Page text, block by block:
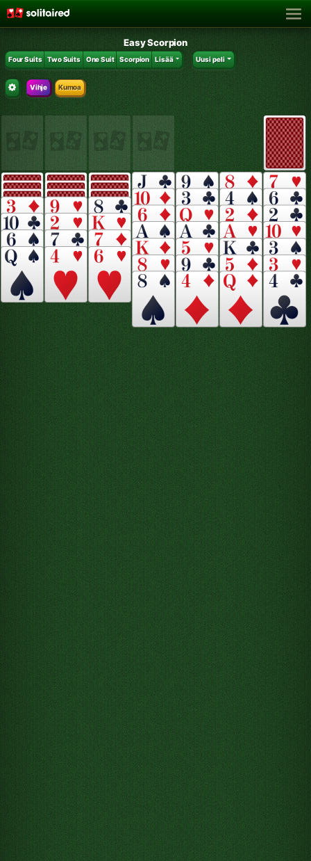
Easy Scorpion
Four Suits Two Suits One Suit Scorpion Lisää Uusi peli
Vihje Kumoa